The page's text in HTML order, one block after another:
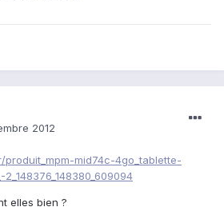
2012
mid74c-4go_tablette-
2_148376_148380_609094
elles bien ?